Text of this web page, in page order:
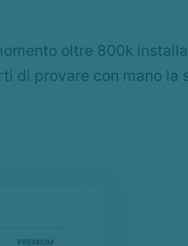
oltre 800k
di provare con mano la